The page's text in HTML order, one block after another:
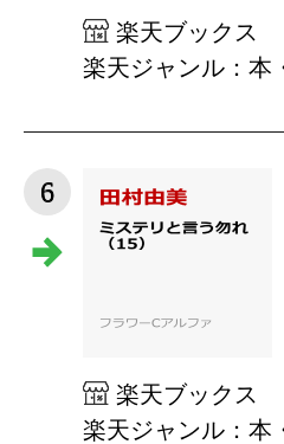
楽天ブックス
楽天ジャンル：本
6
楽天ブックス
楽天ジャンル：本